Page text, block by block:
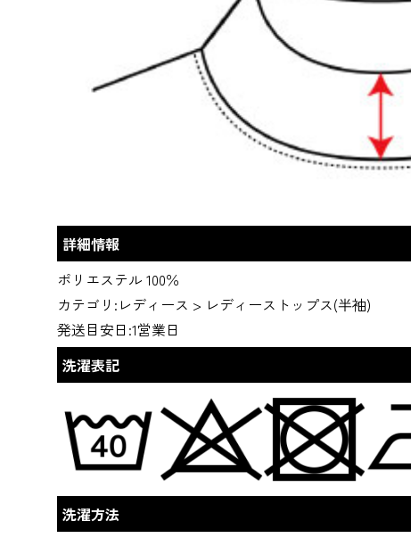
詳細情報
ポリエステル 100％
カテゴリ: レディース > レディーストップス(半袖)
発送目安日:1営業日
洗濯表記
洗濯方法